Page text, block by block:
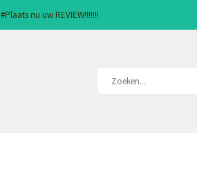
#Plaats nu uw REVIEW!!!!!!!